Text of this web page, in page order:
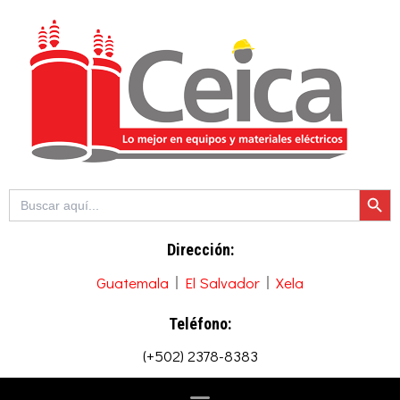
contenido
Buscar: Botón de
Dirección:
Guatemala El Salvador Xela
Teléfono:
(+502) 2378-8383